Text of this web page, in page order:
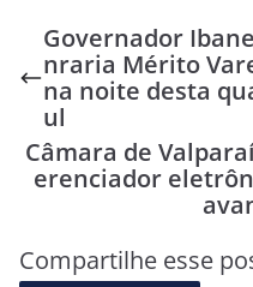
Governador
nraria Mérito
na noite desta
ul
Câmara de
erenciador
Compartilhe esse